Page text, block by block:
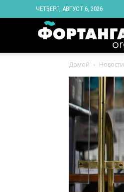
ЧЕТВЕРГ, АВГУСТ 6, 2026
Домой Новости